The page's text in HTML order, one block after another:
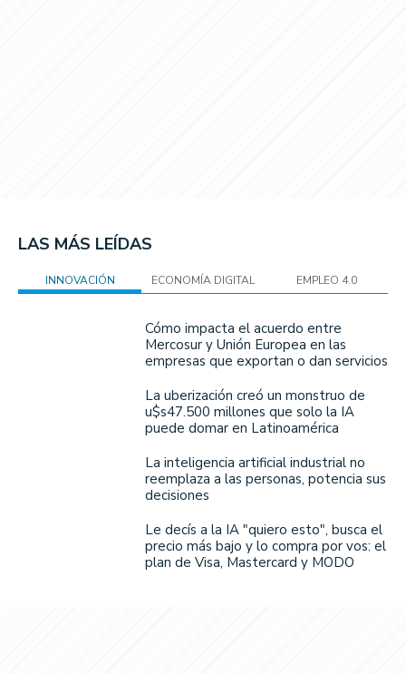
LAS MÁS LEÍDAS
INNOVACIÓN ECONOMÍA DIGITAL EMPLEO 4.0
Cómo impacta el acuerdo entre
Mercosur y Unión Europea en las
empresas que exportan o dan servicios
La uberización creó un monstruo de
u$s47.500 millones que solo la IA
puede domar en Latinoamérica
La inteligencia artificial industrial no
reemplaza a las personas, potencia sus
decisiones
Le decís a la IA "quiero esto", busca el
precio más bajo y lo compra por vos: el
plan de Visa, Mastercard y MODO